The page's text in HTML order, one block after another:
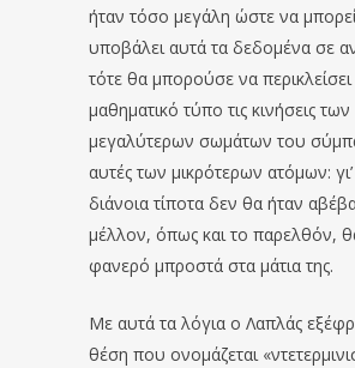
ήταν τόσο μεγάλη ώστε να
υποβάλει αυτά τα δεδομένα σε
τότε θα μπορούσε να περικλείσει
μαθηματικό τύπο τις κινήσεις των
μεγαλύτερων σωμάτων του
αυτές των μικρότερων ατόμων:
διάνοια τίποτα δεν θα ήταν
μέλλον, όπως και το παρελθόν,
φανερό μπροστά στα μάτια της.
Με αυτά τα λόγια ο Λαπλάς
θέση που ονομάζεται